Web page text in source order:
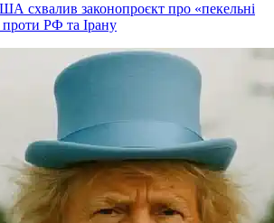
схвалив законопроєкт про «пекельні
проти РФ та Ірану